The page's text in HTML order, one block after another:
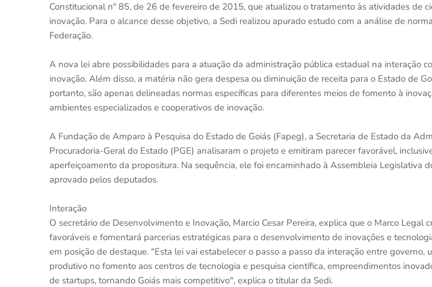
Constitucional nº 85, de 26 de fevereiro de 2015, que atualizou o tratamento às atividades de
inovação. Para o alcance desse objetivo, a Sedi realizou apurado estudo com a análise de
Federação.
A nova lei abre possibilidades para a atuação da administração pública estadual na interação
inovação. Além disso, a matéria não gera despesa ou diminuição de receita para o Estado de
portanto, são apenas delineadas normas específicas para diferentes meios de fomento à
ambientes especializados e cooperativos de inovação.
A Fundação de Amparo à Pesquisa do Estado de Goiás (Fapeg), a Secretaria de Estado da
Procuradoria-Geral do Estado (PGE) analisaram o projeto e emitiram parecer favorável,
aperfeiçoamento da propositura. Na sequência, ele foi encaminhado à Assembleia Legislativa
aprovado pelos deputados.
Interação
O secretário de Desenvolvimento e Inovação, Marcio Cesar Pereira, explica que o Marco Legal
favoráveis e fomentará parcerias estratégicas para o desenvolvimento de inovações e
em posição de destaque. "Esta lei vai estabelecer o passo a passo da interação entre governo,
produtivo no fomento aos centros de tecnologia e pesquisa científica, empreendimentos
de startups, tornando Goiás mais competitivo", explica o titular da Sedi.